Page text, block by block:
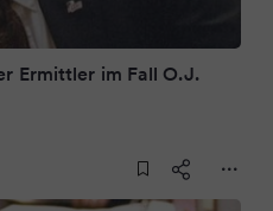
Ermittler im Fall O.J.